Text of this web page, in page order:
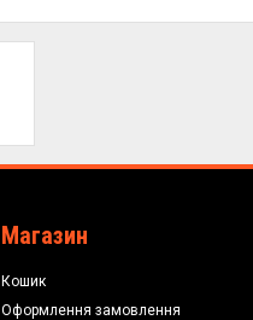
Магазин
Кошик
Оформлення замовлення